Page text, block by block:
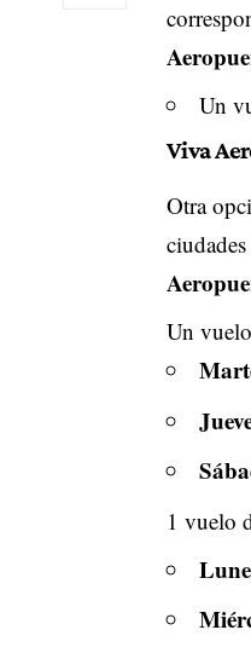
Un
Viva
Otra
Un
1 vuelo